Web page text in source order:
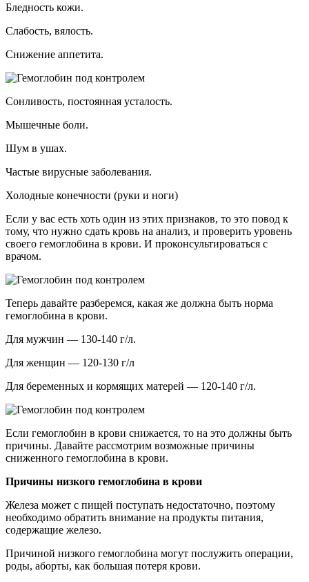
Бледность кожи.
Слабость, вялость.
Снижение аппетита.
Сонливость, постоянная усталость.
Мышечные боли.
Шум в ушах.
Частые вирусные заболевания.
Холодные конечности (руки и ноги)
Если у вас есть хоть один из этих признаков, то это повод к
тому, что нужно сдать кровь на анализ, и проверить уровень
своего гемоглобина в крови. И проконсультироваться с
врачом.
Теперь давайте разберемся, какая же должна быть норма
гемоглобина в крови.
Для мужчин — 130-140 г/л.
Для женщин — 120-130 г/л
Для беременных и кормящих матерей — 120-140 г/л.
Если гемоглобин в крови снижается, то на это должны быть
причины. Давайте рассмотрим возможные причины
сниженного гемоглобина в крови.
Причины низкого гемоглобина в крови
Железа может с пищей поступать недостаточно, поэтому
необходимо обратить внимание на продукты питания,
содержащие железо.
Причиной низкого гемоглобина могут послужить операции,
роды, аборты, как большая потеря крови.